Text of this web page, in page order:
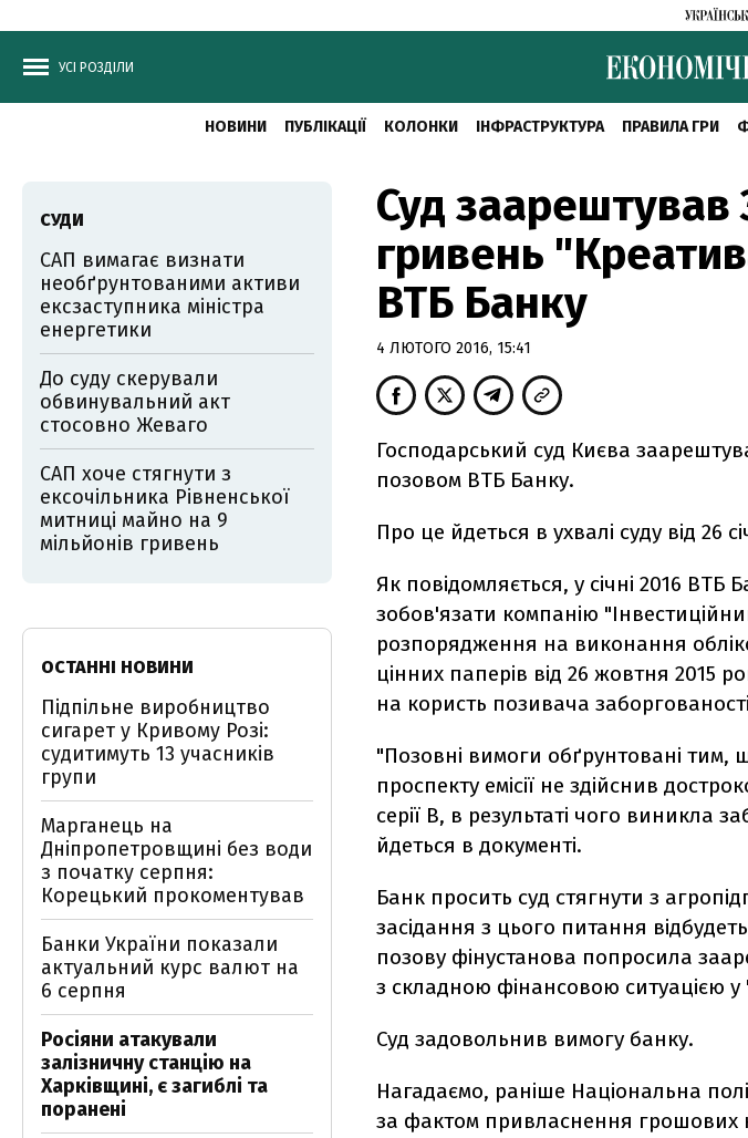
УСІ РОЗДІЛИ
НОВИНИ ПУБЛІКАЦІЇ КОЛОНКИ ІНФРАСТРУКТУРА ПРАВИЛА ГРИ
Суд заарештував
гривень
ВТБ Банку
4 ЛЮТОГО 2016, 15:41
Господарський суд Києва
позовом ВТБ Банку.
Про це йдеться в ухвалі суду від 26
Як повідомляється, у січні 2016
зобов'язати компанію
розпорядження на виконання
цінних паперів від 26 жовтня 2015
на користь позивача
"Позовні вимоги обґрунтовані
проспекту емісії не здійснив
серії В, в результаті чого виникла
йдеться в документі.
Банк просить суд стягнути з
засідання з цього питання
позову фінустанова попросила
з складною фінансовою ситуацією у
Суд задовольнив вимогу банку.
Нагадаємо, раніше Національна
за фактом привласнення грошових
СУДИ
САП вимагає визнати
необґрунтованими активи
ексзаступника міністра
енергетики
До суду скерували
обвинувальний акт
стосовно Жеваго
САП хоче стягнути з
ексочільника Рівненської
митниці майно на 9
мільйонів гривень
ОСТАННІ НОВИНИ
Підпільне виробництво
сигарет у Кривому Розі:
судитимуть 13 учасників
групи
Марганець на
Дніпропетровщині без води
з початку серпня:
Корецький прокоментував
Банки України показали
актуальний курс валют на
6 серпня
Росіяни атакували
залізничну станцію на
Харківщині, є загиблі та
поранені